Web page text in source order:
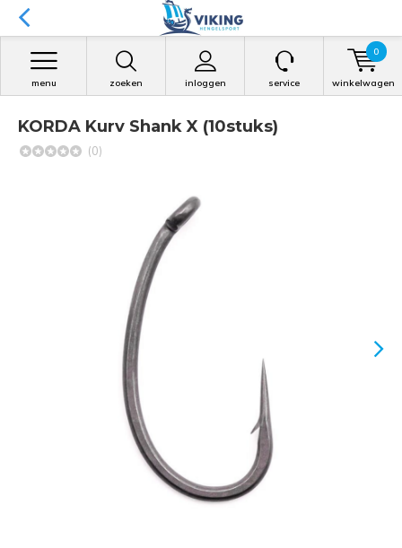
zoeken inloggen
menu service winkelwagen
0
KORDA Kurv Shank X (10stuks)
(0)